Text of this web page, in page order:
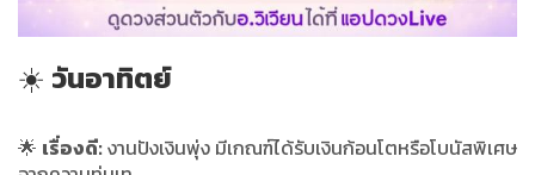
☀️ วันอาทิตย์
🌟 เรื่องดี:งานปังเงินพุ่ง มีเกณฑ์ได้รับเงินก้อนโตหรือโบนัสพิเศษ